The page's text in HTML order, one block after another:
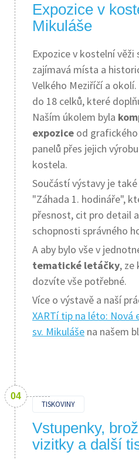
Expozice v
Mikuláše
Expozice v kostelní věži
zajímavá místa a
Velkého Meziříčí a
do 18 celků, které
Naším úkolem byla
expozice od
panelů přes jejich
kostela.
Součástí výstavy je
"Záhada 1. hodináře",
přesnost, cit pro detail
schopnosti správného
A aby bylo vše v
tematické letáčky, ze
dozvíte vše potřebné.
Více o výstavě a naší
XARTí tip na léto: Nová
sv. Mikuláše na našem
TISKOVINY
Vstupenky,
vizitky a další